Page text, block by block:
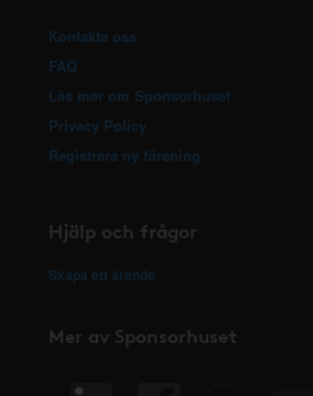
Kontakta oss
FAQ
Läs mer om Sponsorhuset
Privacy Policy
Registrera ny förening
Hjälp och frågor
Skapa ett ärende
Mer av Sponsorhuset